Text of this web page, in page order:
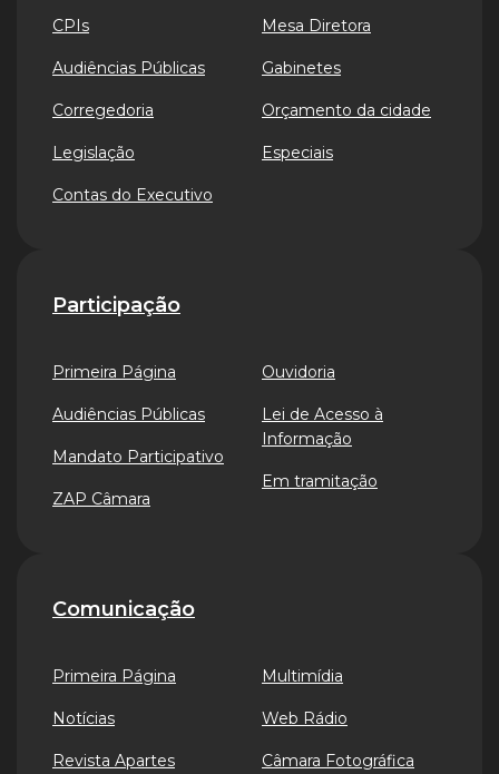
CPIs
Audiências Públicas
Corregedoria
Legislação
Contas do Executivo
Mesa Diretora
Gabinetes
Orçamento da cidade
Especiais
Participação
Primeira Página
Audiências Públicas
Mandato Participativo
ZAP Câmara
Ouvidoria
Lei de Acesso à
Informação
Em tramitação
Comunicação
Primeira Página
Notícias
Revista Apartes
Multimídia
Web Rádio
Câmara Fotográfica